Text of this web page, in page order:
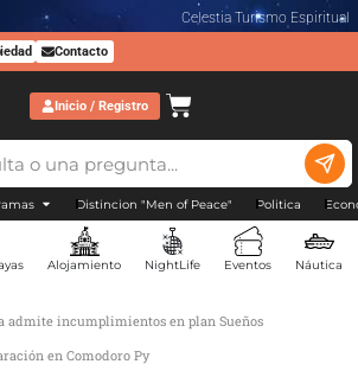
Celestia Turismo Espiritual
Contacto
Inicio / Registro
Distincion "Men of Peace" Politica
Alojamiento NightLife Eventos Náutica
admite incumplimientos en plan Sueños
en Comodoro Py